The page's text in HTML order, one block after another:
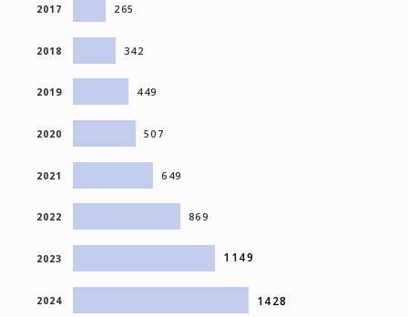
265
2017
342
2018
449
2019
507
2020
649
2021
869
2022
1149
2023
1428
2024